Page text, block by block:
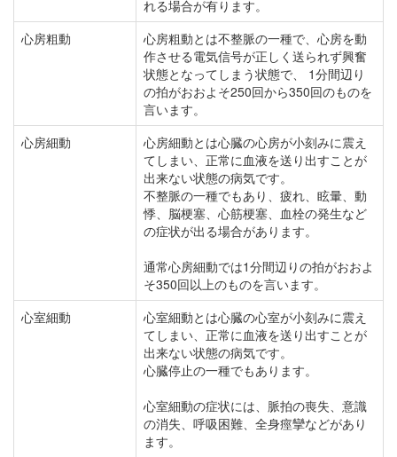
れる場合が有ります。
心房粗動
心房粗動とは不整脈の一種で、心房を動
作させる電気信号が正しく送られず興奮
状態となってしまう状態で、 1分間辺り
の拍がおおよそ250回から350回のものを
言います。
心房細動
心房細動とは心臓の心房が小刻みに震え
てしまい、正常に血液を送り出すことが
出来ない状態の病気です。
不整脈の一種でもあり、疲れ、眩暈、動
悸、脳梗塞、心筋梗塞、血栓の発生など
の症状が出る場合があります。
通常心房細動では1分間辺りの拍がおおよ
そ350回以上のものを言います。
心室細動
心室細動とは心臓の心室が小刻みに震え
てしまい、正常に血液を送り出すことが
出来ない状態の病気です。
心臓停止の一種でもあります。
心室細動の症状には、脈拍の喪失、意識
の消失、呼吸困難、全身痙攣などがあり
ます。